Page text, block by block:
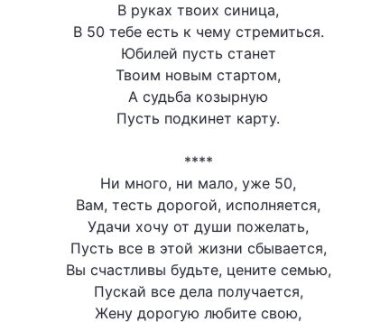
В руках твоих синица,
В 50 тебе есть к чему стремиться.
Юбилей пусть станет
Твоим новым стартом,
А судьба козырную
Пусть подкинет карту.
****
Ни много, ни мало, уже 50,
Вам, тесть дорогой, исполняется,
Удачи хочу от души пожелать,
Пусть все в этой жизни сбывается,
Вы счастливы будьте, цените семью,
Пускай все дела получается,
Жену дорогую любите свою,